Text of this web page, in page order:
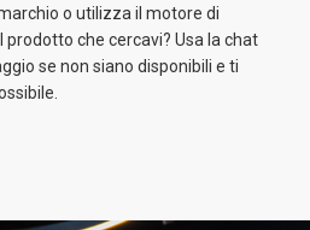
o utilizza il motore di
prodotto che cercavi? Usa la chat
se non siano disponibili e ti